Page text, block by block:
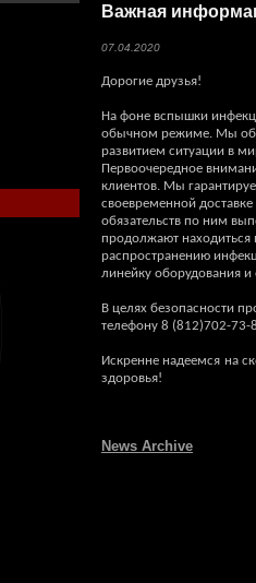
Важная
07.04.2020
На фоне вспышки
обычном режиме. Мы
развитием ситуации в
Первоочередное
клиентов. Мы
своевременной
обязательств по ним
продолжают находиться
распространению
линейку оборудования и
В целях безопасности
телефону 8 (812)702-73-
Искренне надеемся на
здоровья!
News Archive